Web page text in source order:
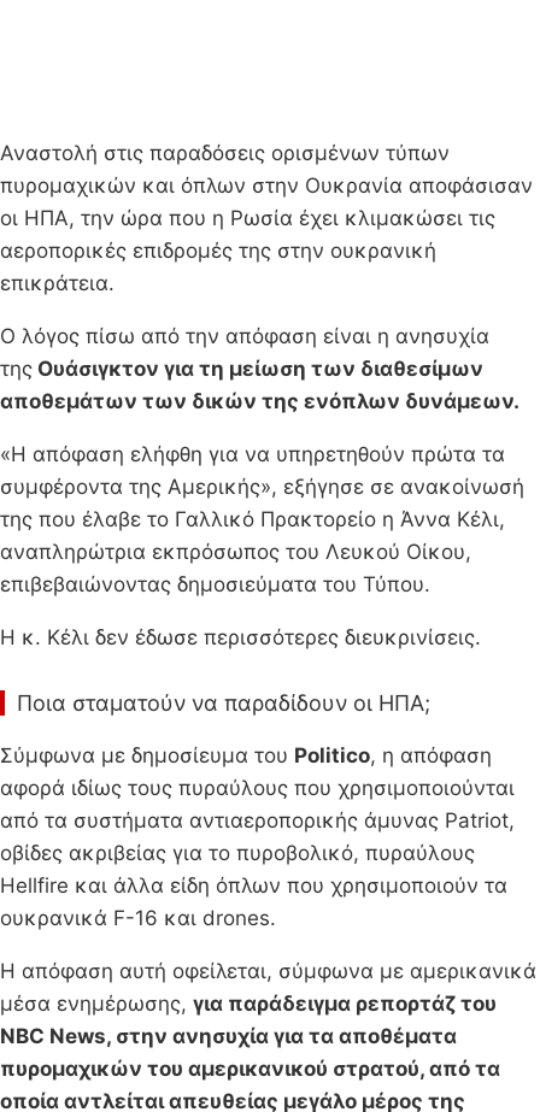
Αναστολή στις παραδόσεις ορισμένων τύπων
πυρομαχικών και όπλων στην Ουκρανία αποφάσισαν
οι ΗΠΑ, την ώρα που η Ρωσία έχει κλιμακώσει τις
αεροπορικές επιδρομές της στην ουκρανική
επικράτεια.
Ο λόγος πίσω από την απόφαση είναι η ανησυχία
της Ουάσιγκτον για τη μείωση των διαθεσίμων
αποθεμάτων των δικών της ενόπλων δυνάμεων.
«Η απόφαση ελήφθη για να υπηρετηθούν πρώτα τα
συμφέροντα της Αμερικής», εξήγησε σε ανακοίνωσή
της που έλαβε το Γαλλικό Πρακτορείο η Άννα Κέλι,
αναπληρώτρια εκπρόσωπος του Λευκού Οίκου,
επιβεβαιώνοντας δημοσιεύματα του Τύπου.
Η κ. Κέλι δεν έδωσε περισσότερες διευκρινίσεις.
Ποια σταματούν να παραδίδουν οι ΗΠΑ;
Σύμφωνα με δημοσίευμα του Politico, η απόφαση
αφορά ιδίως τους πυραύλους που χρησιμοποιούνται
από τα συστήματα αντιαεροπορικής άμυνας Patriot,
οβίδες ακριβείας για το πυροβολικό, πυραύλους
Hellfire και άλλα είδη όπλων που χρησιμοποιούν τα
ουκρανικά F-16 και drones.
Η απόφαση αυτή οφείλεται, σύμφωνα με αμερικανικά
μέσα ενημέρωσης, για παράδειγμα ρεπορτάζ του
NBC News, στην ανησυχία για τα αποθέματα
πυρομαχικών του αμερικανικού στρατού, από τα
οποία αντλείται απευθείας μεγάλο μέρος της